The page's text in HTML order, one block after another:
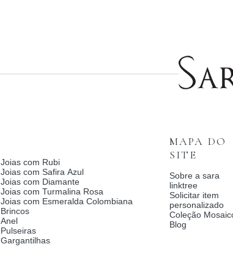
MAPA DO
SITE
Sobre a sara
linktree
Solicitar item
personalizado
Blog
Coleção
Joias com Rubi
Joias com Safira Azul
Joias com Diamante
Joias com Turmalina Rosa
Joias com Esmeralda Colombiana
Brincos
Anel
Pulseiras
Gargantilhas